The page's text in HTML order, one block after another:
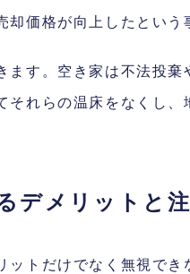
価格が向上したという
す。空き家は不法投棄
それらの温床をなくし、
デメリットと
ットだけでなく無視でき